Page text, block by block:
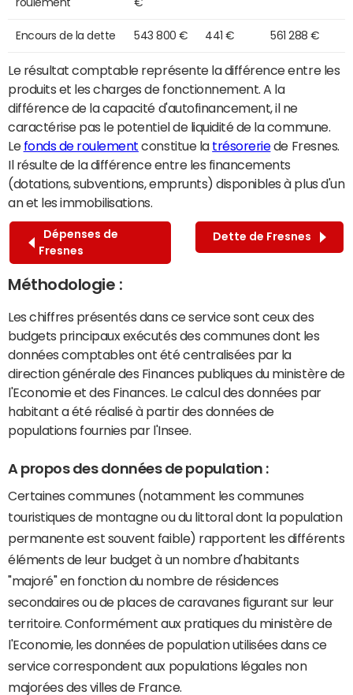
Encours de la dette 543 800 € 441 € 561 288 €
Le résultat comptable représente la différence entre les
produits et les charges de fonctionnement. A la
différence de la capacité d'autofinancement, il ne
caractérise pas le potentiel de liquidité de la commune.
Le fonds de roulement constitue la trésoreriede Fresnes.
Il résulte de la différence entre les financements
(dotations, subventions, emprunts) disponibles à plus d'un
an et les immobilisations.
Dépenses de
Fresnes
Dette de Fresnes
Méthodologie :
Les chiffres présentés dans ce service sont ceux des
budgets principaux exécutés des communes dont les
données comptables ont été centralisées par la
direction générale des Finances publiques du ministère de
l'Economie et des Finances. Le calcul des données par
habitant a été réalisé à partir des données de
populations fournies par l'Insee.
A propos des données de population :
Certaines communes (notamment les communes
touristiques de montagne ou du littoral dont la population
permanente est souvent faible) rapportent les différents
éléments de leur budget à un nombre d'habitants
"majoré" en fonction du nombre de résidences
secondaires ou de places de caravanes figurant sur leur
territoire. Conformément aux pratiques du ministère de
l'Economie, les données de population utilisées dans ce
service correspondent aux populations légales non
majorées des villes de France.